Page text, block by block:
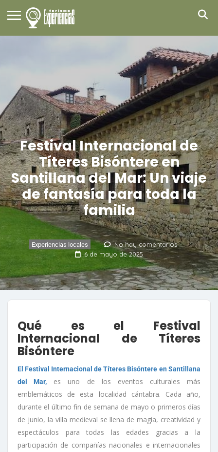
Festival Internacional de
Títeres Bisóntere en
Santillana del Mar: Un viaje
de fantasía para toda la
familia
Experiencias locales
No hay comentarios
6 de mayo de 2025
Qué es el Festival
Internacional de Títeres
Bisóntere
El Festival Internacional de Títeres Bisóntere en Santillana
del Mar,
es uno de los eventos culturales más
emblemáticos de esta localidad cántabra. Cada año,
durante el último fin de semana de mayo o primeros días
de junio, la villa medieval se llena de magia, creatividad y
espectáculos para todas las edades gracias a la
participación de compañías nacionales e internacionales